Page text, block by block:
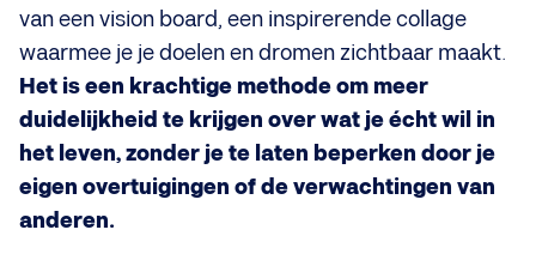
van een vision board, een inspirerende collage
waarmee je je doelen en dromen zichtbaar maakt.
Het is een krachtige methode om meer
duidelijkheid te krijgen over wat je écht wil in
het leven, zonder je te laten beperken door je
eigen overtuigingen of de verwachtingen van
anderen.